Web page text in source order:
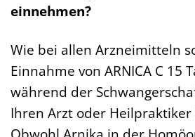
einnehmen?
Wie bei allen Arzneimitteln
Einnahme von ARNICA C 15
während der
Ihren Arzt oder